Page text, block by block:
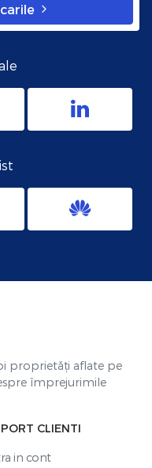
proprietăți aflate pe
împrejurimile
CLIENTI
in cont